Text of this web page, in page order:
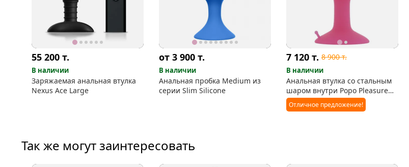
55 200 т.
В наличии
Заряжаемая анальная втулка
Nexus Ace Large
от 3 900 т.
В наличии
Анальная пробка Medium из
серии Slim Silicone
7 120 т. 8 900т.
В наличии
Анальная втулка со стальным
шаром внутри Popo Pleasure
Medium
Отличное предложение!
Так же могут заинтересовать